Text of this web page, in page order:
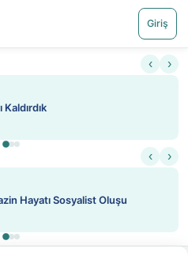
Giriş
‹ ›
Kaldırdık
‹ ›
Hayatı Sosyalist Oluşu